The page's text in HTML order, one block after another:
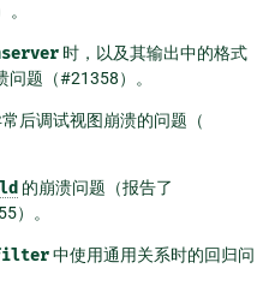
时，以及其输出中的格式
问题（#21358）。
后调试视图崩溃的问题（
的崩溃问题（报告了
）。
中使用通用关系时的回归问